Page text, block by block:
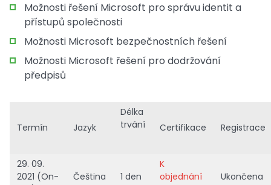
Možnosti řešení Microsoft pro správu identit a
přístupů společnosti
Možnosti Microsoft bezpečnostních řešení
Možnosti Microsoft řešení pro dodržování
předpisů
Termín Jazyk
Délka
trvání
Certifikace Registrace
29. 09.
2021 (On-
Čeština 1 den
K
objednání
Ukončena